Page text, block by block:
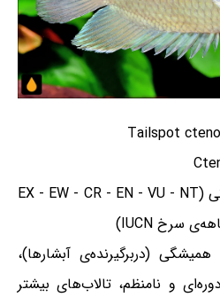
گونه‌ی با کم‌ترین نگرانی (EX - EW - CR - EN - VU - NT
(دربرگیرنده‌ی آبشارها)،
و نامنظم، تالاب‌های بیشتر